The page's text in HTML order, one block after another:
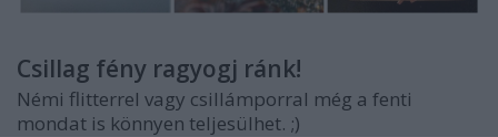
Csillag fény ragyogj ránk!
Némi flitterrel vagy csillámporral még a fenti
mondat is könnyen teljesülhet. ;)